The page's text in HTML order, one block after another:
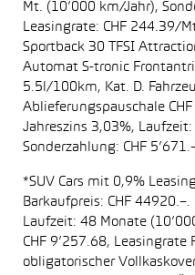
Mt. (10’000 km/Jahr),
Leasingrate: CHF 244.39/
Sportback 30 TFSI
Automat S-tronic
5.5l/100km, Kat. D.
Ablieferungspauschale
Jahreszins 3,03%,
Sonderzahlung: CHF
*SUV Cars mit 0,9%
Barkaufpreis: CHF
Laufzeit: 48 Monate
CHF 9’257.68, Leasingrate
obligatorischer